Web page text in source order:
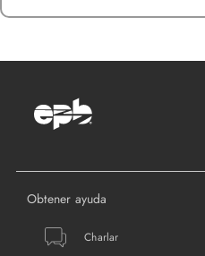
Obtener ayuda
Charlar